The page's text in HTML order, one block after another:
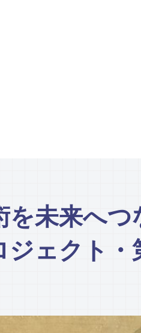
を未来へ
ェクト・